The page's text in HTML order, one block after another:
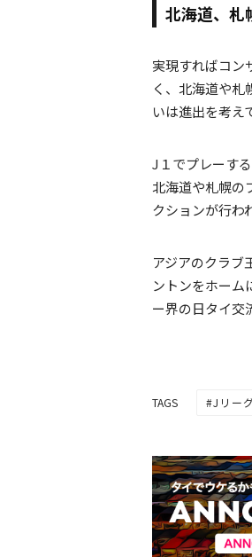
北海道、札
実現すればコン
く、北海道や札
いは進出を考え
J１でプレーす
北海道や札幌の
クションが行わ
アジアのクラブ
ントンをホーム
ー界の日タイ交
TAGS Jリー